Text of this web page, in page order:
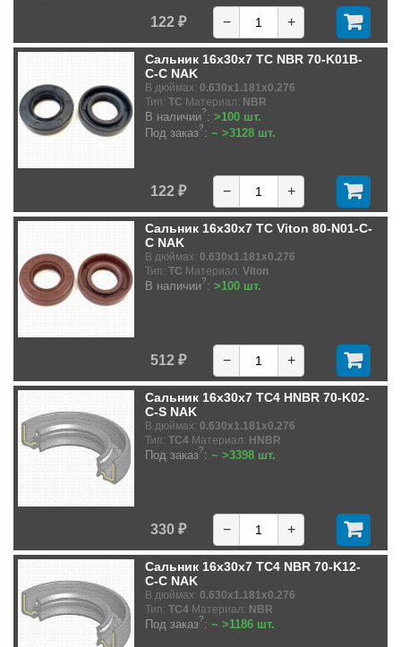
122 ₽ − +
Сальник 16x30x7 TC NBR 70-K01B-
C-C NAK
В дюймах: 0.630x1.181x0.276
Тип: TC Материал: NBR
В наличии?: >100 шт.
Под заказ?: ~ >3128 шт.
122 ₽ − +
Сальник 16x30x7 TC Viton 80-N01-C-
C NAK
В дюймах: 0.630x1.181x0.276
Тип: TC Материал: Viton
В наличии?: >100 шт.
512 ₽ − +
Сальник 16x30x7 TC4 HNBR 70-K02-
C-S NAK
В дюймах: 0.630x1.181x0.276
Тип: TC4 Материал: HNBR
Под заказ?: ~ >3398 шт.
330 ₽ − +
Сальник 16x30x7 TC4 NBR 70-K12-
C-C NAK
В дюймах: 0.630x1.181x0.276
Тип: TC4 Материал: NBR
Под заказ?: ~ >1186 шт.